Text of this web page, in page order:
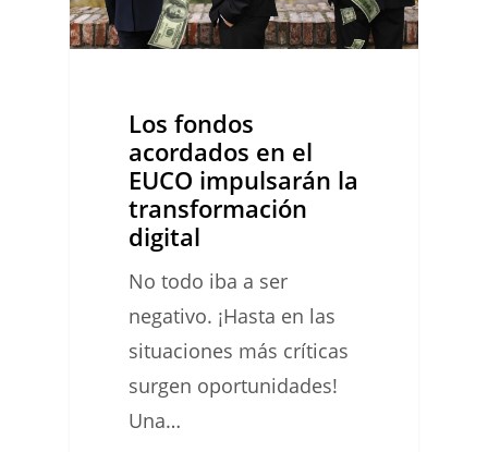
impulsarán
Los fondos
acordados en el
EUCO impulsarán la
transformación
digital
No todo iba a ser
negativo. ¡Hasta en las
situaciones más críticas
surgen oportunidades!
Una…